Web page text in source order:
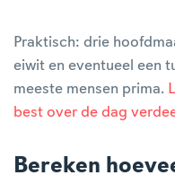
Praktisch: drie
eiwit en eventueel een
meeste mensen prima.
best over de dag
Bereken